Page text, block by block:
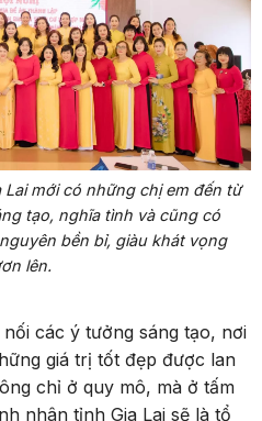
mới có những chị em đến từ
tạo, nghĩa tình và cũng có
bền bỉ, giàu khát vọng
lên.
các ý tưởng sáng tạo, nơi
giá trị tốt đẹp được lan
chỉ ở quy mô, mà ở tấm
nhân tỉnh Gia Lai sẽ là tổ